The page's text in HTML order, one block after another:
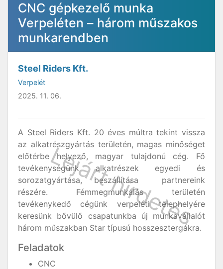
CNC gépkezelő munka
Verpeléten – három műszakos
munkarendben
Steel Riders Kft.
Verpelét
2025. 11. 06.
A Steel Riders Kft. 20 éves múltra tekint vissza
az alkatrészgyártás területén, magas minőséget
előtérbe helyező, magyar tulajdonú cég. Fő
tevékenységünk alkatrészek egyedi és
sorozatgyártása, beszállítása partnereink
részére. Fémmegmunkálás területén
tevékenykedő cégünk verpeléti telephelyére
keresünk bővülő csapatunkba új munkavállalót
három műszakban Star típusú hosszesztergákra.
Feladatok
CNC